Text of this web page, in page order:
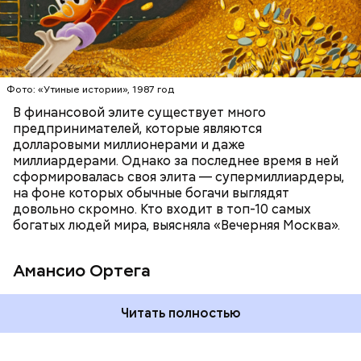
Фото: «Утиные истории», 1987 год
В финансовой элите существует много
предпринимателей, которые являются
долларовыми миллионерами и даже
миллиардерами. Однако за последнее время в ней
сформировалась своя элита — супермиллиардеры,
на фоне которых обычные богачи выглядят
довольно скромно. Кто входит в топ-10 самых
богатых людей мира, выясняла «Вечерняя Москва».
Амансио Ортега
Фото: Shutterstock
Читать полностью
БОГАТСТВО
БИЗНЕС
ПРЕДПРИНИМАТЕЛИ
МИЛЛИАРДЕРЫ
ДЕНЬГИ
В 1991 году Тадзима потеряла мужа. А спустя 11 лет
переехала в дом престарелых. В 2015 году, когда ей
было 115 лет, она была признана самым старым
Люсиль Рандон (118 лет)